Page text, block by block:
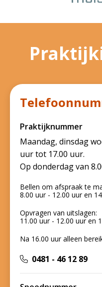
Praktijknummer
Maandag, dinsdag
uur tot 17.00 uur.
Op donderdag van
Bellen om afspraak te
8.00 uur - 12.00 uur en
Opvragen van uitslagen:
11.00 uur - 12.00 uur en
Na 16.00 uur alleen
0481 - 46 12 89